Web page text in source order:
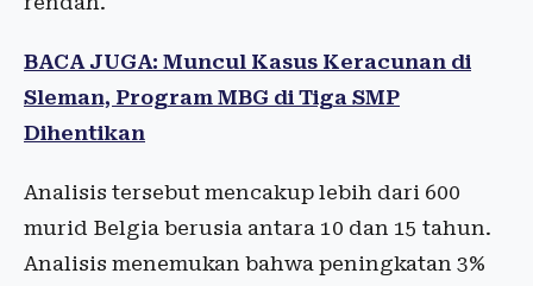
BACA JUGA: Muncul Kasus Keracunan di
Sleman, Program MBG di Tiga SMP
Dihentikan
Analisis tersebut mencakup lebih dari 600
murid Belgia berusia antara 10 dan 15 tahun.
Analisis menemukan bahwa peningkatan 3%